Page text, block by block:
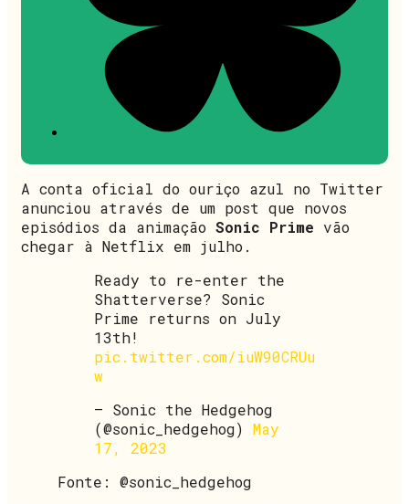
A conta oficial do ouriço azul no Twitter
anunciou através de um post que novos
episódios da animação Sonic Prime vão
chegar à Netflix em julho.
Ready to re-enter the
Shatterverse? Sonic
Prime returns on July
13th!
pic.twitter.com/iuW90CRUu
w
— Sonic the Hedgehog
(@sonic_hedgehog) May
17, 2023
Fonte: @sonic_hedgehog